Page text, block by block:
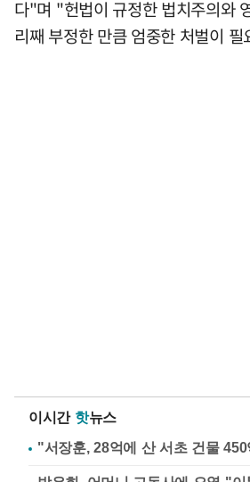
다"며 "헌법이 규정한 법치주의와
리째 부정한 만큼 엄중한 처벌이
이시간 핫뉴스
"서장훈, 28억에 산 서초 건물